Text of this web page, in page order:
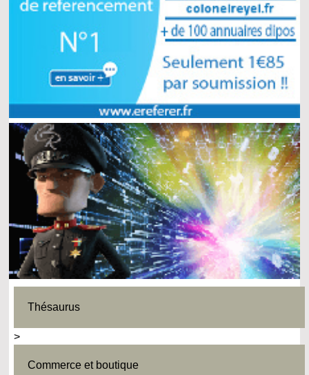
Thésaurus
>
Commerce et boutique